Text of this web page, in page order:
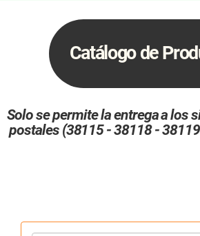
Catálogo de
Solo se permite la entrega a los
postales (38115 - 38118 -